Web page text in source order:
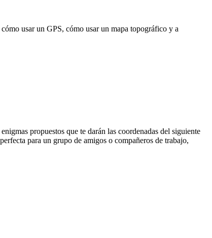
usar un GPS, cómo usar un mapa topográfico y a
propuestos que te darán las coordenadas del siguiente
para un grupo de amigos o compañeros de trabajo,